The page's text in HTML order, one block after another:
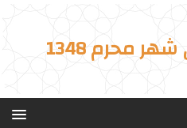
محرم 1348